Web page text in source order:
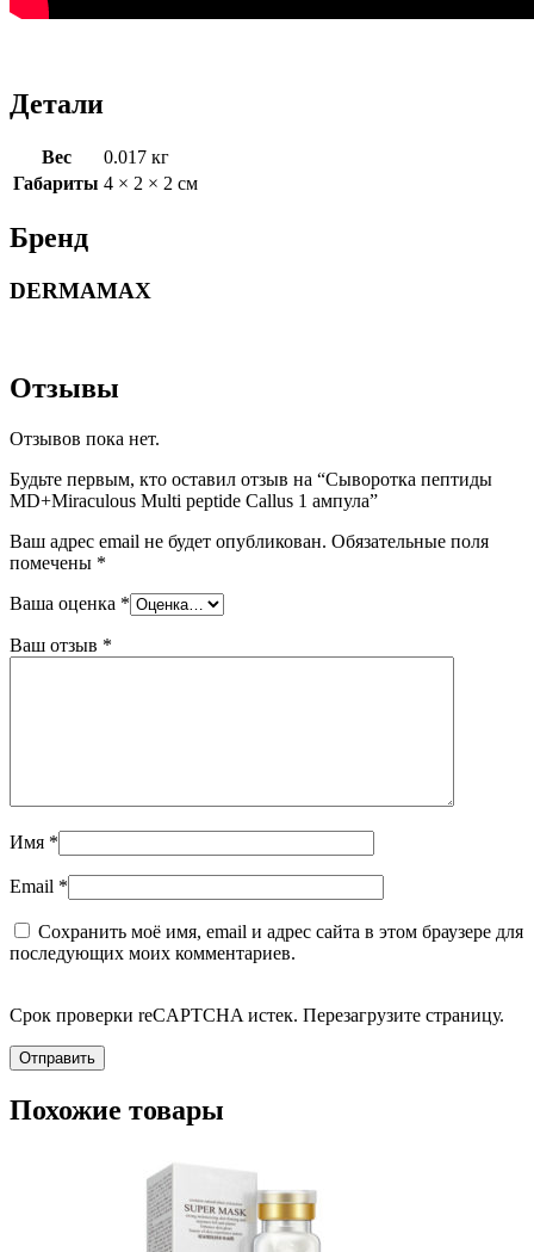
Детали
Вес
0.017 кг
Габариты 4 × 2 × 2 см
Бренд
DERMAMAX
Отзывы
Отзывов пока нет.
Будьте первым, кто оставил отзыв на “Сыворотка пептиды
MD+Miraculous Multi peptide Callus 1 ампула”
Ваш адрес email не будет опубликован. Обязательные поля
помечены *
Ваша оценка *
Ваш отзыв *
Имя *
Email *
Сохранить моё имя, email и адрес сайта в этом браузере для
последующих моих комментариев.
Срок проверки reCAPTCHA истек. Перезагрузите страницу.
Похожие товары